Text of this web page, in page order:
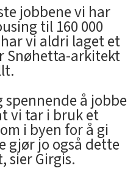
jobbene vi har
til 160 000
vi aldri laget et
Snøhetta-arkitekt
å jobbe
vi tar i bruk et
i byen for å gi
gjør jo også dette
sier Girgis.